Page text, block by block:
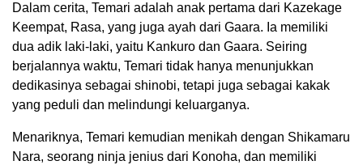
Dalam cerita, Temari adalah anak pertama dari Kazekage
Keempat, Rasa, yang juga ayah dari Gaara. Ia memiliki
dua adik laki-laki, yaitu Kankuro dan Gaara. Seiring
berjalannya waktu, Temari tidak hanya menunjukkan
dedikasinya sebagai shinobi, tetapi juga sebagai kakak
yang peduli dan melindungi keluarganya.
Menariknya, Temari kemudian menikah dengan Shikamaru
Nara, seorang ninja jenius dari Konoha, dan memiliki